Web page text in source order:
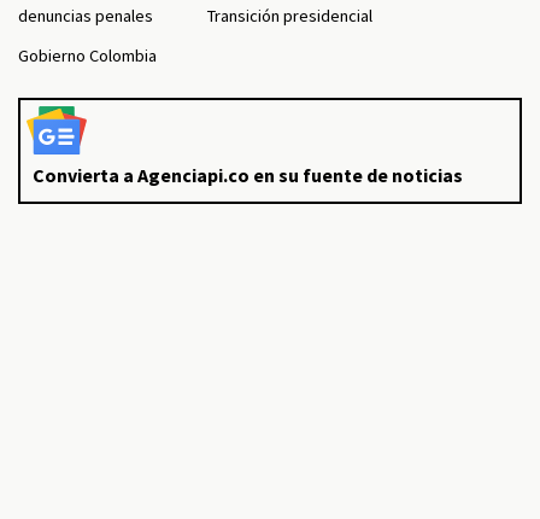
denuncias penales
Transición presidencial
Gobierno Colombia
Convierta a Agenciapi.co en su fuente de noticias